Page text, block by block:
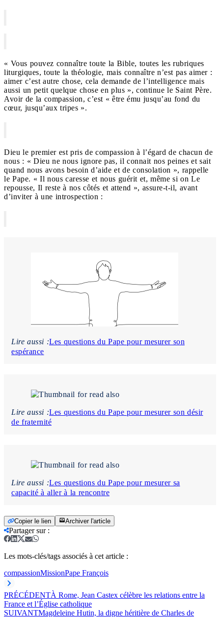
« Vous pouvez connaître toute la Bible, toutes les rubriques
liturgiques, toute la théologie, mais connaître n’est pas aimer :
aimer c’est autre chose, cela demande de l’intelligence mais
aussi un petit quelque chose en plus », continue le Saint Père.
Avoir de la compassion, c’est « être ému jusqu’au fond du
cœur, jusqu’aux tripes ».
Dieu le premier est pris de compassion à l’égard de chacun de
nous : « Dieu ne nous ignore pas, il connait nos peines et sait
quand nous avons besoin d’aide et de consolation », rappelle
le Pape. « Il nous caresse et nous guérit et, même si on Le
repousse, Il reste à nos côtés et attend », assure-t-il, avant
d’inviter à une introspection :
Lire aussi :Les questions du Pape pour mesurer son
espérance
Lire aussi :Les questions du Pape pour mesurer son désir
de fraternité
Lire aussi :Les questions du Pape pour mesurer sa
capacité à aller à la rencontre
Copier le lien Archiver l'article
Partager sur:
Les mots-clés/tags associés à cet article :
compassionMissionPape François
PRÉCÉDENTÀ Rome, Jean Castex célèbre les relations entre la
France et l’Église catholique
SUIVANTMagdeleine Hutin, la digne héritière de Charles de